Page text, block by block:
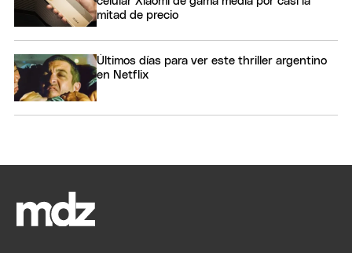
mitad de precio
Últimos días para ver este thriller argentino
en Netflix